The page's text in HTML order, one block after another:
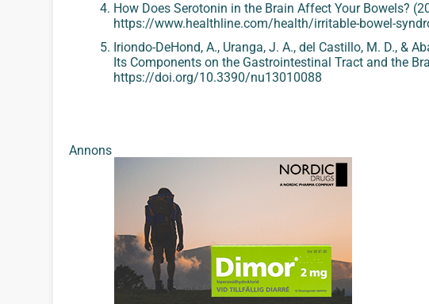
How Does Serotonin in the Brain Affect Your Bowels?
https://www.healthline.com/health/irritable-bowel-
Iriondo-DeHond, A., Uranga, J. A., del Castillo, M. D., &
Its Components on the Gastrointestinal Tract and the
https://doi.org/10.3390/nu13010088‌
Annons